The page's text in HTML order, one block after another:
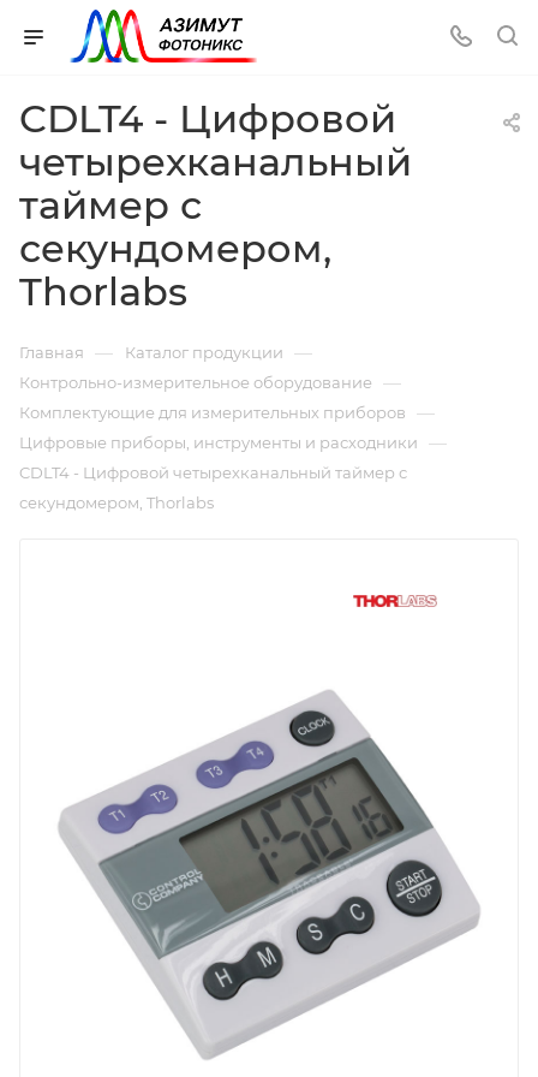
CDLT4 - Цифровой
четырехканальный
таймер с
секундомером,
Thorlabs
Главная — Каталог продукции —
Контрольно-измерительное оборудование —
Комплектующие для измерительных приборов —
Цифровые приборы, инструменты и расходники —
CDLT4 - Цифровой четырехканальный таймер с
секундомером, Thorlabs